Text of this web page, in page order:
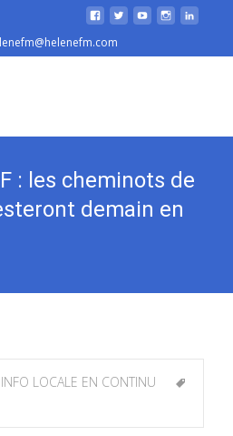
: les cheminots de
demain en
LOCALE EN CONTINU